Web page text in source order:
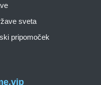
sveta
pripomoček